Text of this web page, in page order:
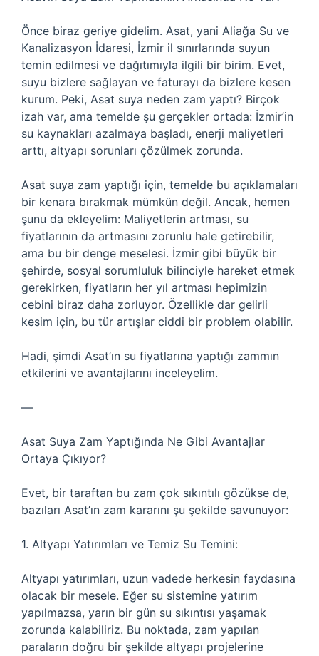
Önce biraz geriye gidelim. Asat, yani Aliağa Su ve
Kanalizasyon İdaresi, İzmir il sınırlarında suyun
temin edilmesi ve dağıtımıyla ilgili bir birim. Evet,
suyu bizlere sağlayan ve faturayı da bizlere kesen
kurum. Peki, Asat suya neden zam yaptı? Birçok
izah var, ama temelde şu gerçekler ortada: İzmir’in
su kaynakları azalmaya başladı, enerji maliyetleri
arttı, altyapı sorunları çözülmek zorunda.
Asat suya zam yaptığı için, temelde bu açıklamaları
bir kenara bırakmak mümkün değil. Ancak, hemen
şunu da ekleyelim: Maliyetlerin artması, su
fiyatlarının da artmasını zorunlu hale getirebilir,
ama bu bir denge meselesi. İzmir gibi büyük bir
şehirde, sosyal sorumluluk bilinciyle hareket etmek
gerekirken, fiyatların her yıl artması hepimizin
cebini biraz daha zorluyor. Özellikle dar gelirli
kesim için, bu tür artışlar ciddi bir problem olabilir.
Hadi, şimdi Asat’ın su fiyatlarına yaptığı zammın
etkilerini ve avantajlarını inceleyelim.
—
Asat Suya Zam Yaptığında Ne Gibi Avantajlar
Ortaya Çıkıyor?
Evet, bir taraftan bu zam çok sıkıntılı gözükse de,
bazıları Asat’ın zam kararını şu şekilde savunuyor:
1. Altyapı Yatırımları ve Temiz Su Temini:
Altyapı yatırımları, uzun vadede herkesin faydasına
olacak bir mesele. Eğer su sistemine yatırım
yapılmazsa, yarın bir gün su sıkıntısı yaşamak
zorunda kalabiliriz. Bu noktada, zam yapılan
paraların doğru bir şekilde altyapı projelerine